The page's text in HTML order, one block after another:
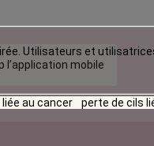
l’application mobile
Utilisateurs et
au cancer perte de cils